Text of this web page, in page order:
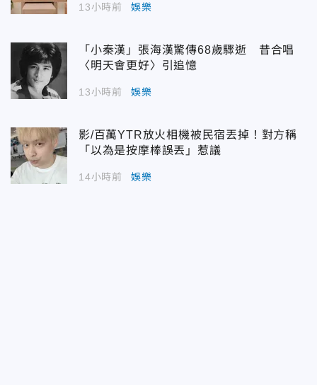
13小時前 娛樂
「小秦漢」張海漢驚傳68歲驟逝 昔合唱
〈明天會更好〉引追憶
13小時前 娛樂
影/百萬YTR放火相機被民宿丟掉！對方稱
「以為是按摩棒誤丟」惹議
14小時前 娛樂